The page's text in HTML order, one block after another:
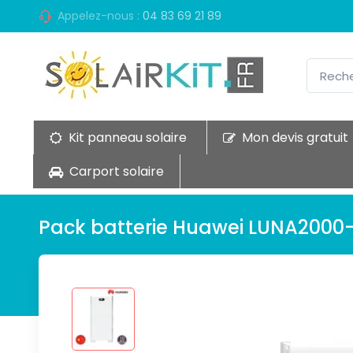
Appelez-nous : 04 83 69 21 89
Kit panneau solaire
Mon devis gratuit
Carport solaire
Pack batterie Huawei